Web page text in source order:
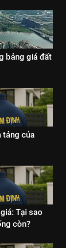
bảng giá đất
tảng của
Tại sao
còn?